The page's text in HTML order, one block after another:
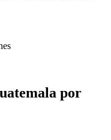
por